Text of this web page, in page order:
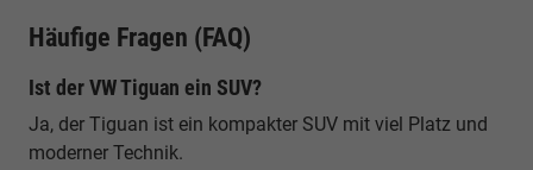
Häufige Fragen (FAQ)
Ist der VW Tiguan ein SUV?
Ja, der Tiguan ist ein kompakter SUV mit viel Platz und
moderner Technik.